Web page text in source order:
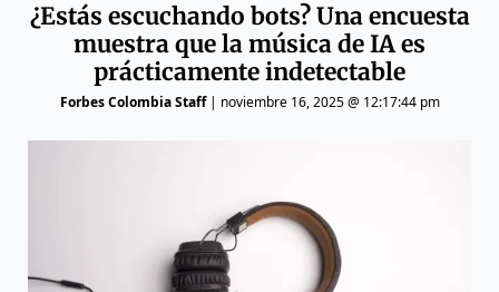
¿Estás escuchando bots? Una encuesta
muestra que la música de IA es
prácticamente indetectable
Forbes Colombia Staff| noviembre 16, 2025 @ 12:17:44 pm